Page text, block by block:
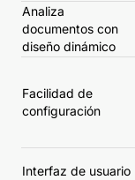
Analiza
documentos con
diseño dinámico
Facilidad de
configuración
Interfaz de usuario